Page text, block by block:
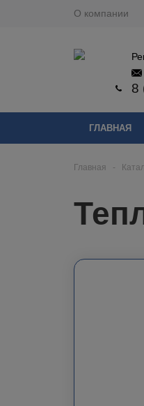
О компании
8
ГЛАВНАЯ
Главная -